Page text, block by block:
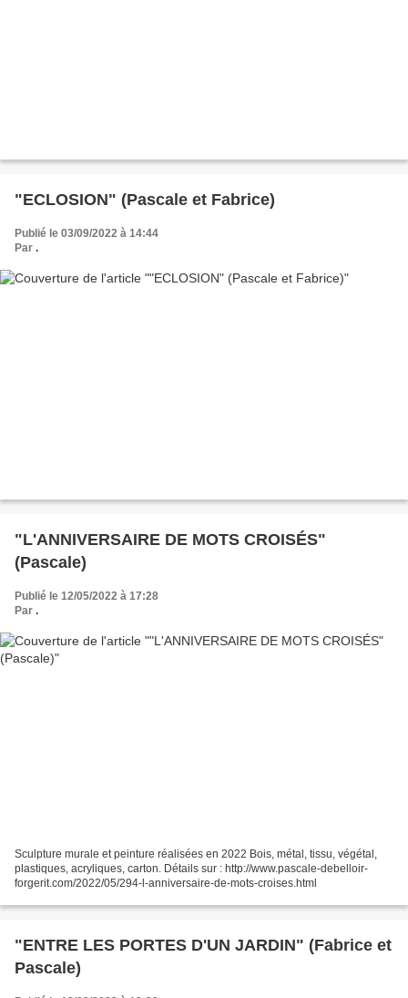
"ECLOSION" (Pascale et Fabrice)
Publié le 03/09/2022 à 14:44
Par .
"L'ANNIVERSAIRE DE MOTS CROISÉS"
(Pascale)
Publié le 12/05/2022 à 17:28
Par .
Sculpture murale et peinture réalisées en 2022 Bois, métal, tissu, végétal,
plastiques, acryliques, carton. Détails sur : http://www.pascale-debelloir-
forgerit.com/2022/05/294-l-anniversaire-de-mots-croises.html
"ENTRE LES PORTES D'UN JARDIN" (Fabrice et
Pascale)